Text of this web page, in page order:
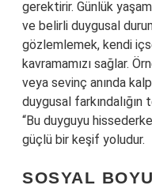
gerektirir. Günlük
ve belirli duygusal
gözlemlemek, kendi
kavramamızı sağlar.
veya sevinç anında
duygusal farkındalığın
“Bu duyguyu
güçlü bir keşif yoludur.
SOSYAL